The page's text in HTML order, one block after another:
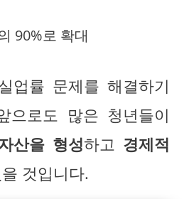
90%로 확대
업률 문제를 해결하기
으로도 많은 청년들이
산을 형성하고 경제적
것입니다.